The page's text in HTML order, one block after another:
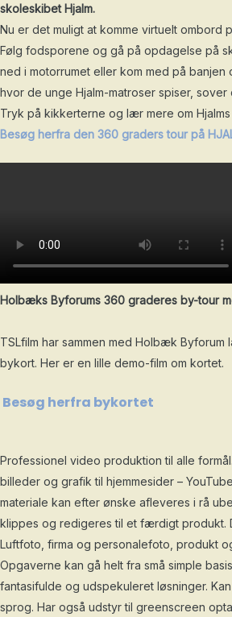
skoleskibet Hjalm.
Nu er det muligt at komme virtuelt ombord
Følg fodsporene og gå på opdagelse på
ned i motorrumet eller kom med på banjen
hvor de unge Hjalm-matroser spiser, sover
Tryk på kikkerterne og lær mere om
Besøg herfra den 360 graders tour på
Holbæks Byforums 360 graderes by-tour
TSLfilm har sammen med Holbæk
bykort. Her er en lille demo-film om kortet.
Besøg herfra bykortet
Professionel video produktion til alle
billeder og grafik til hjemmesider –
materiale kan efter ønske afleveres i rå
klippes og redigeres til et færdigt produkt.
Luftfoto, firma og personalefoto, produkt
Opgaverne kan gå helt fra små simple
fantasifulde og udspekuleret løsninger.
sprog. Har også udstyr til greenscreen